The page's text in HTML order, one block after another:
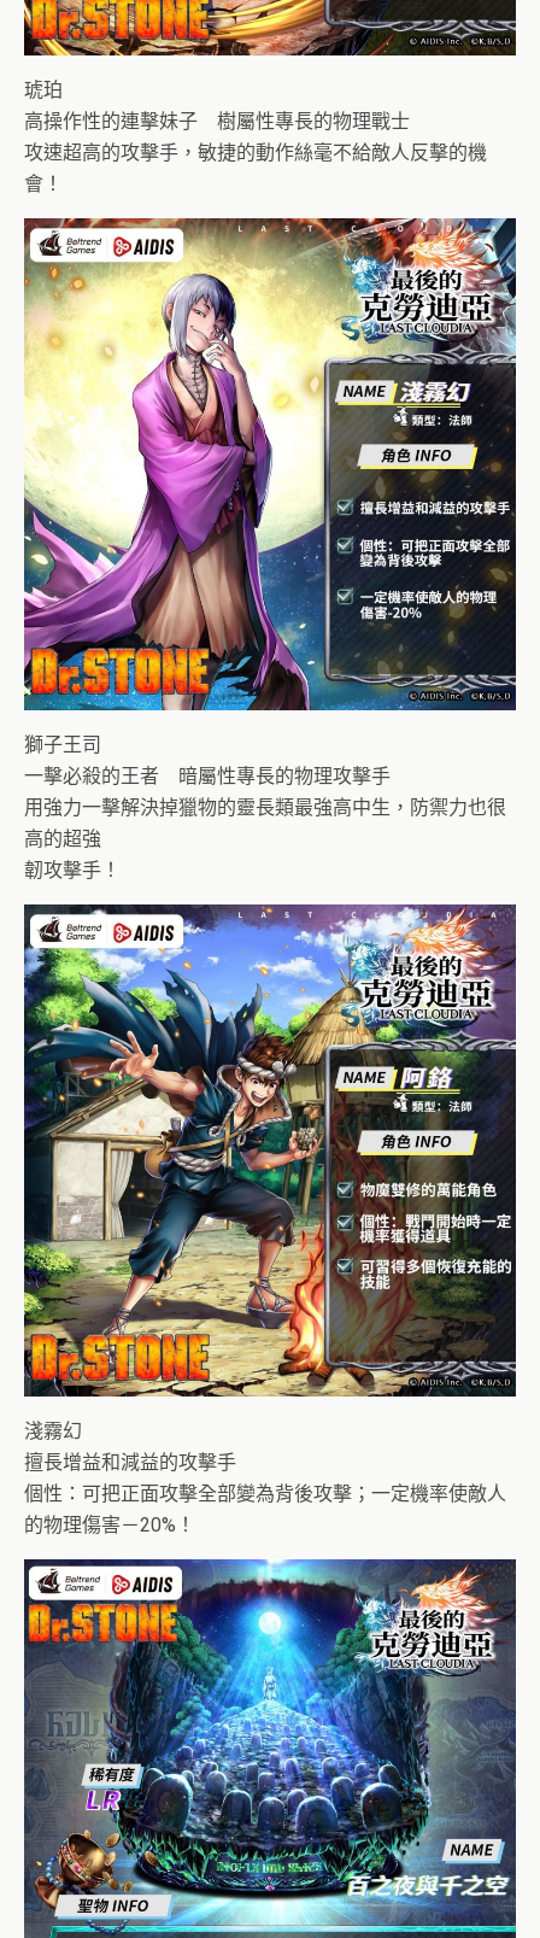
琥珀
高操作性的連擊妹子 樹屬性專長的物理戰士
攻速超高的攻擊手，敏捷的動作絲毫不給敵人反擊的機
會！
獅子王司
一擊必殺的王者 暗屬性專長的物理攻擊手
用強力一擊解決掉獵物的靈長類最強高中生，防禦力也很
高的超強
韌攻擊手！
淺霧幻
擅長增益和減益的攻擊手
個性：可把正面攻擊全部變為背後攻擊；一定機率使敵人
的物理傷害－20%！